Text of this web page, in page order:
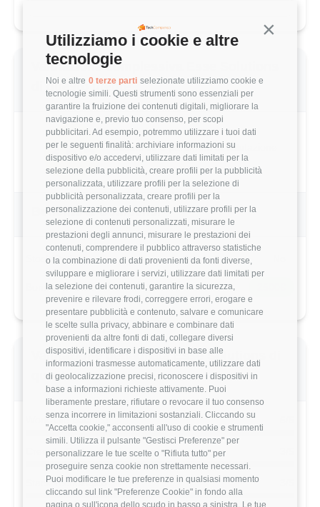
Continua
Utilizziamo i cookie e altre
tecnologie
Noi e altre 0 terze parti selezionate utilizziamo cookie e
tecnologie simili. Questi strumenti sono essenziali per
garantire la fruizione dei contenuti digitali, migliorare la
navigazione e, previo tuo consenso, per scopi
pubblicitari. Ad esempio, potremmo utilizzare i tuoi dati
per le seguenti finalità: archiviare informazioni su
dispositivo e/o accedervi, utilizzare dati limitati per la
selezione della pubblicità, creare profili per la pubblicità
personalizzata, utilizzare profili per la selezione di
pubblicità personalizzata, creare profili per la
personalizzazione dei contenuti, utilizzare profili per la
selezione di contenuti personalizzati, misurare le
prestazioni degli annunci, misurare le prestazioni dei
contenuti, comprendere il pubblico attraverso statistiche
o la combinazione di dati provenienti da fonti diverse,
sviluppare e migliorare i servizi, utilizzare dati limitati per
la selezione dei contenuti, garantire la sicurezza,
prevenire e rilevare frodi, correggere errori, erogare e
presentare pubblicità e contenuto, salvare e comunicare
le scelte sulla privacy, abbinare e combinare dati
provenienti da altre fonti di dati, collegare diversi
dispositivi, identificare i dispositivi in base alle
informazioni trasmesse automaticamente, utilizzare dati
di geolocalizzazione precisi, riconoscere i dispositivi in
base a informazioni richieste attivamente. Puoi
liberamente prestare, rifiutare o revocare il tuo consenso
senza incorrere in limitazioni sostanziali. Cliccando su
"Accetta cookie," acconsenti all'uso di cookie e strumenti
simili. Utilizza il pulsante "Gestisci Preferenze" per
personalizzare le tue scelte o "Rifiuta tutto" per
proseguire senza cookie non strettamente necessari.
Puoi modificare le tue preferenze in qualsiasi momento
cliccando sul link "Preferenze Cookie" in fondo alla
pagina o sull'icona dello scudo in basso a sinistra. Le tue
Valutazione complessiva Esse Solutions
di questo utente
3.6/5 Basato su 5 parametri di valutazione
Benefits & Compensi
Stock Options
Bonus Annuale
Valutazione dettagliata Esse Solutions di
questo utente
Work-Life Balance
Crescita Professionale
Stack Tecnologico